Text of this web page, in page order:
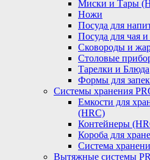
Миски и Тары
Ножи
Посуда для
Посуда для чая
Сковороды и
Столовые
Тарелки и Блюда
Формы для
Системы хранения
Емкости для
(HRC)
Контейнеры
Короба для
Система
Вытяжные системы